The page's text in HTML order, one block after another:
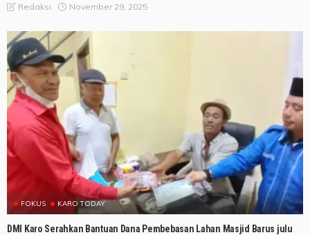
Redaksi November 29, 2025
FOKUS KARO TODAY
DMI Karo Serahkan Bantuan Dana Pembebasan Lahan Masjid Barus julu